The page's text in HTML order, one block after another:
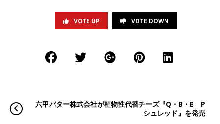
VOTE UP VOTE DOWN
六甲バター株式会社が植物性代替チーズ『Q・B・B P
シュレッド』を発売